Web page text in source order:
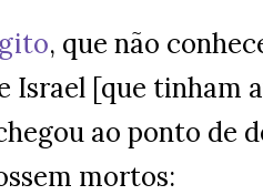
, que não
Israel [que tinham
ao ponto de
mortos: